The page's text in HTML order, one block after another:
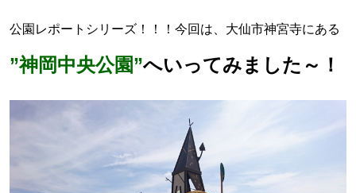
公園レポートシリーズ！！！ 今回は、大仙市神宮寺にある
”神岡中央公園”へいってみました～！